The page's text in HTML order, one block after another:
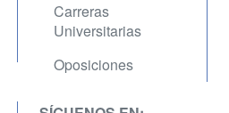
Carreras
Universitarias
Oposiciones